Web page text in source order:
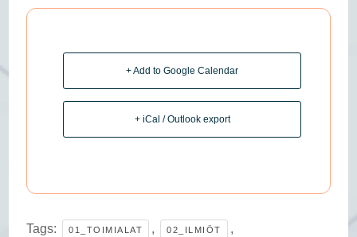
+ Add to Google Calendar
+ iCal / Outlook export
Tags: 01_TOIMIALAT , 02_ILMIÖT ,